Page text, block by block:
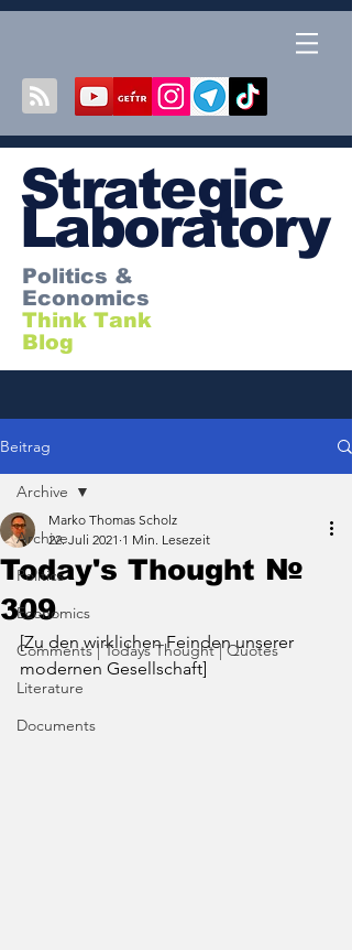
Strategic
Laboratory
Politics &
Economics
Think Tank
Blog
Beitrag
Archive
Politics
Economics
Comments | Todays Thought | Quotes
Literature
Documents
Archive
Today's Thought №
309
Marko Thomas Scholz
22. Juli 2021 1 Min. Lesezeit
[Zu den wirklichen Feinden unserer
modernen Gesellschaft]